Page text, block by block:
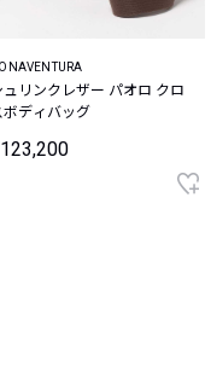
ュリンクレザー パオロ クロ
ボディバッグ